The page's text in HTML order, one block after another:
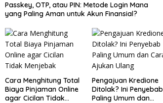
Passkey, OTP, atau PIN: Metode Login Mana
yang Paling Aman untuk Akun Finansial?
Cara Menghitung Total
Biaya Pinjaman Online
agar Cicilan Tidak
Pengajuan Kredione
Ditolak? Ini Penyebab
Paling Umum dan